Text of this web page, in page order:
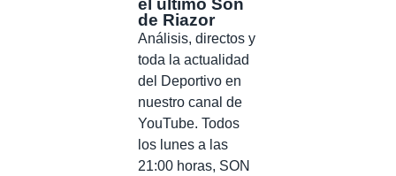
el último Son
de Riazor
Análisis, directos y
toda la actualidad
del Deportivo en
nuestro canal de
YouTube. Todos
los lunes a las
21:00 horas, SON